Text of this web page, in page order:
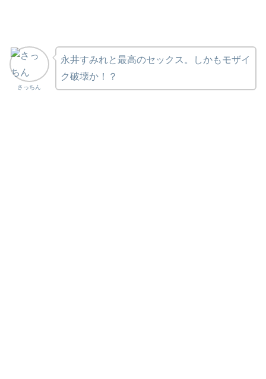
さっちん
永井すみれと最高のセックス。しかもモザイ
ク破壊か！？